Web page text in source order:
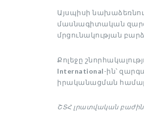
Այսպիսի
մասնագիտական
մրցունակության
Քոլեջը
International-ին՝
իրականացման
ՇՏՀ լրատվական բաժին